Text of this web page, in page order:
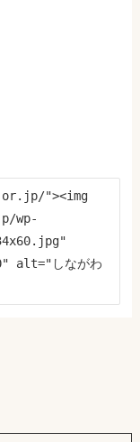
"><img
wp-
alt="しながわ